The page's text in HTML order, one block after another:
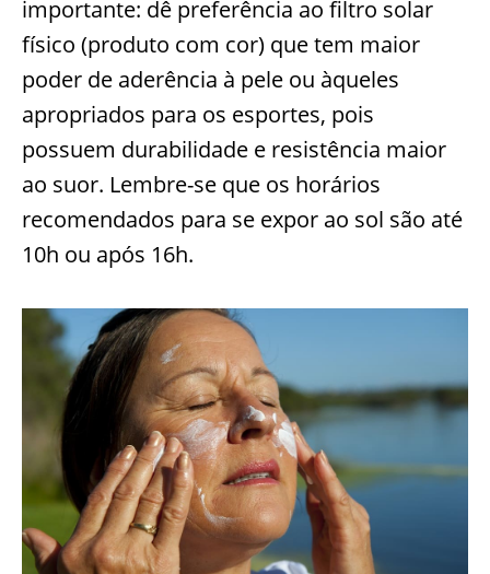
importante: dê preferência ao filtro solar
físico (produto com cor) que tem maior
poder de aderência à pele ou àqueles
apropriados para os esportes, pois
possuem durabilidade e resistência maior
ao suor. Lembre-se que os horários
recomendados para se expor ao sol são até
10h ou após 16h.